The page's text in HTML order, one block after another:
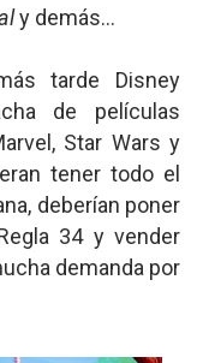
y demás...
tarde Disney
de películas
Star Wars y
tener todo el
deberían poner
34 y vender
demanda por